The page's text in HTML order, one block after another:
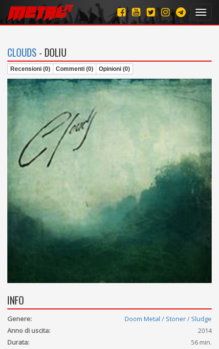
CLOUDS - DOLIU
Recensioni (0) Commenti (0) Opinioni (0)
INFO
Genere:
Doom Metal / Stoner / Sludge
Anno di uscita:
2014
Durata:
56 min.